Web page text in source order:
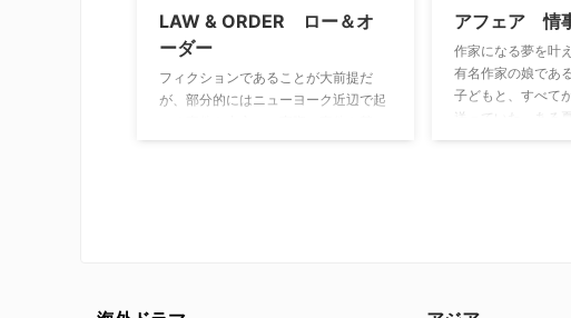
LAW & ORDER ロー＆オ
ーダー
フィクションであることが大前提だ
が、部分的にはニューヨーク近辺で起
アフェア 情
作家になる夢を叶
有名作家の娘であ
子どもと、すべて
送っていた。ある